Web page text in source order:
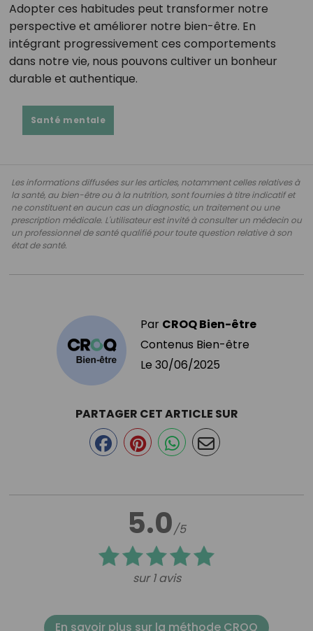
Adopter ces habitudes peut transformer notre
perspective et améliorer notre bien-être. En
intégrant progressivement ces comportements
dans notre vie, nous pouvons cultiver un bonheur
durable et authentique.
Santé mentale
Les informations diffusées sur les articles, notamment celles relatives à
la santé, au bien-être ou à la nutrition, sont fournies à titre indicatif et
ne constituent en aucun cas un diagnostic, un traitement ou une
prescription médicale. L'utilisateur est invité à consulter un médecin ou
un professionnel de santé qualifié pour toute question relative à son
état de santé.
Par CROQ Bien-être
Contenus Bien-être
Le 30/06/2025
5.0/5
sur 1 avis
PARTAGER CET ARTICLE SUR
En savoir plus sur la méthode CROQ